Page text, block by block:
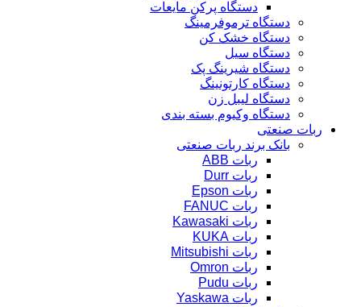
دستگاه پرکن مایعات
دستگاه ترموفرمینگ
دستگاه خشک کن
دستگاه سیل
دستگاه شیرینگ پک
دستگاه کارتونینگ
دستگاه لیبل زن
دستگاه وکیوم بسته بندی
ربات صنعتی
بانک برند ربات صنعتی
ربات ABB
ربات Durr
ربات Epson
ربات FANUC
ربات Kawasaki
ربات KUKA
ربات Mitsubishi
ربات Omron
ربات Pudu
ربات Yaskawa